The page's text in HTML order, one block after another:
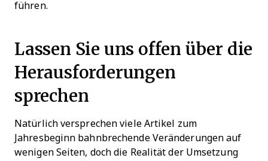
führen.
Lassen Sie uns offen über die
Herausforderungen
sprechen
Natürlich versprechen viele Artikel zum
Jahresbeginn bahnbrechende Veränderungen auf
wenigen Seiten, doch die Realität der Umsetzung